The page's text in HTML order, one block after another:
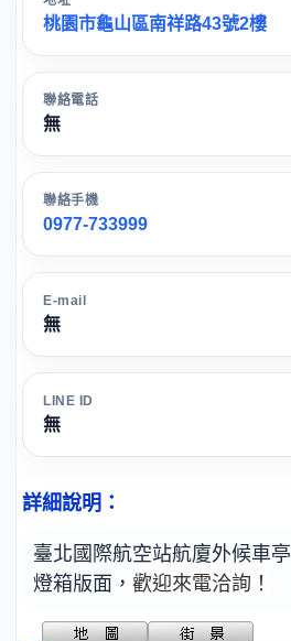
桃園市龜山區南祥路43號2樓
聯絡電話
無
聯絡手機
0977-733999
E-mail
無
LINE ID
無
詳細說明：
臺北國際航空站航廈外候車亭
燈箱版面， 歡迎來電洽詢！